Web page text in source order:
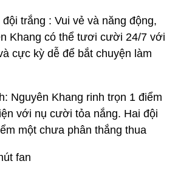
trắng : Vui vẻ và năng động,
Khang có thể tươi cười 24/7 với
cực kỳ dễ để bắt chuyện làm
Nguyên Khang rinh trọn 1 điểm
với nụ cười tỏa nắng. Hai đội
một chưa phân thắng thua
fan